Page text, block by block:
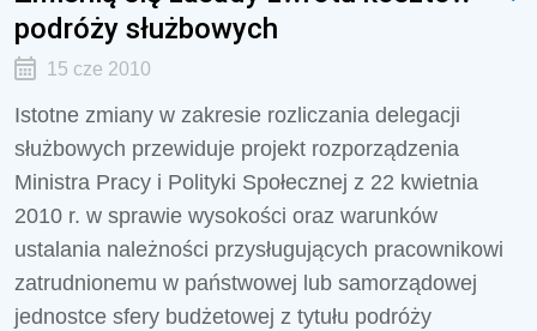
podróży służbowych
15 cze 2010
Istotne zmiany w zakresie rozliczania delegacji
służbowych przewiduje projekt rozporządzenia
Ministra Pracy i Polityki Społecznej z 22 kwietnia
2010 r. w sprawie wysokości oraz warunków
ustalania należności przysługujących pracownikowi
zatrudnionemu w państwowej lub samorządowej
jednostce sfery budżetowej z tytułu podróży